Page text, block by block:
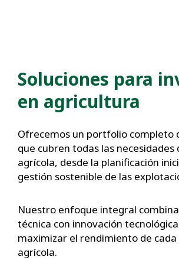
Soluciones para
en agricultura
Ofrecemos un portfolio completo
que cubren todas las necesidades
agrícola, desde la planificación
gestión sostenible de las
Nuestro enfoque integral
técnica con innovación
maximizar el rendimiento de
agrícola.